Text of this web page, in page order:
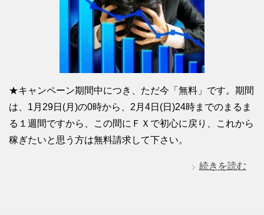
★キャンペーン期間中につき、ただ今「無料」です。期間
は、1月29日(月)の0時から、2月4日(日)24時までのまるま
る１週間ですから、この間にＦＸで初心に戻り、これから
稼ぎたいと思う方は無料請求して下さい。
続きを読む